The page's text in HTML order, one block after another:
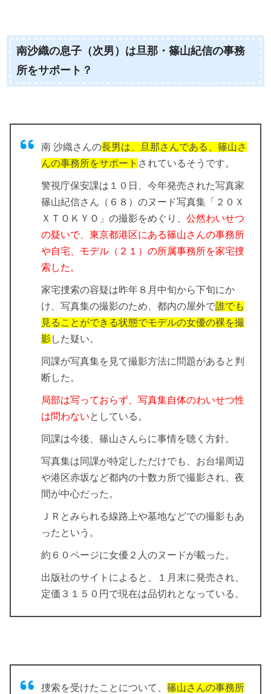
南沙織の息子（次男）は旦那・篠山紀信の事務
所をサポート？
南 沙織さんの長男は、旦那さんである、篠山さ
んの事務所をサポート されているそうです。
警視庁保安課は１０日、今年発売された写真家
篠山紀信さん（６８）のヌード写真集「２０Ｘ
ＸＴＯＫＹＯ」の撮影をめぐり、 公然わいせつ
の疑いで、東京都港区にある篠山さんの事務所
や自宅、モデル（２１）の所属事務所を家宅捜
索した。
家宅捜索の容疑は昨年８月中旬から下旬にか
け、写真集の撮影のため、都内の屋外で誰でも
見ることができる状態でモデルの女優の裸を撮
影 した疑い。
同課が写真集を見て撮影方法に問題があると判
断した。
局部は写っておらず、写真集自体のわいせつ性
は問わないとしている。
同課は今後、篠山さんらに事情を聴く方針。
写真集は同課が特定しただけでも、お台場周辺
や港区赤坂など都内の十数カ所で撮影され、夜
間が中心だった。
ＪＲとみられる線路上や墓地などでの撮影もあ
ったという。
約６０ページに女優２人のヌードが載った。
出版社のサイトによると、１月末に発売され、
定価３１５０円で現在は品切れとなっている。
捜索を受けたことについて、 篠山さんの事務所